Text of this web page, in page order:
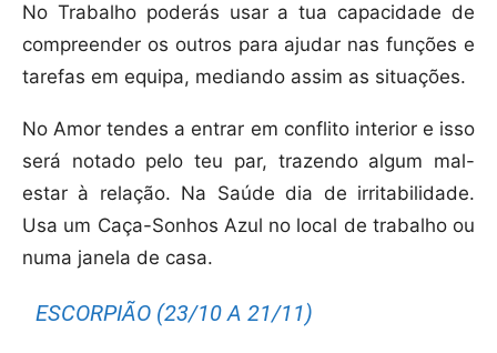
No Trabalho poderás usar a tua capacidade de
compreender os outros para ajudar nas funções e
tarefas em equipa, mediando assim as situações.
No Amor tendes a entrar em conflito interior e isso
será notado pelo teu par, trazendo algum mal-
estar à relação. Na Saúde dia de irritabilidade.
Usa um Caça-Sonhos Azul no local de trabalho ou
numa janela de casa.
ESCORPIÃO (23/10 A 21/11)